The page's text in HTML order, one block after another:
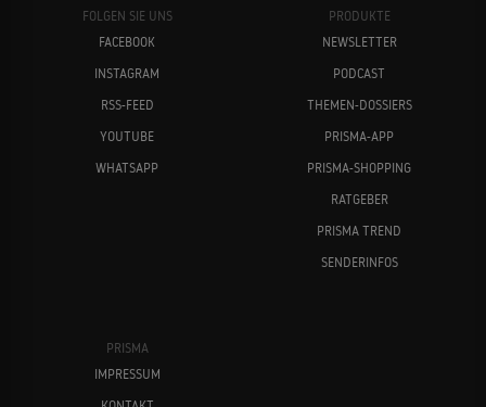
FOLGEN SIE UNS
FACEBOOK
INSTAGRAM
RSS-FEED
YOUTUBE
WHATSAPP
PRODUKTE
NEWSLETTER
PODCAST
THEMEN-DOSSIERS
PRISMA-APP
PRISMA-SHOPPING
RATGEBER
PRISMA TREND
SENDERINFOS
PRISMA
IMPRESSUM